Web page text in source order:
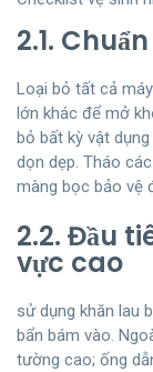
2.1.
Loại bỏ tất cả
lớn khác để mở
bỏ bất kỳ vật
dọn dẹp. Tháo
màng bọc bảo vệ
2.2. Đầu
vực cao
sử dụng khăn lau
bẩn bám vào.
tường cao; ống